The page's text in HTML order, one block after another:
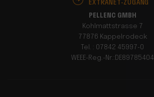
EXTRANET-ZUGANG
PELLENC GMBH
Kohlmattstrasse 7
77876 Kappelrodeck
Tel. : 07842 45997-0
WEEE-Reg.-Nr.:DE89785404